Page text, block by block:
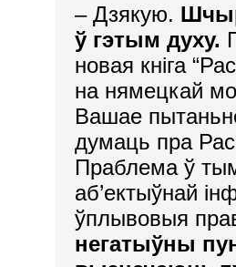
– Дзякую.
ў гэтым духу.
новая кніга
на нямецкай
Вашае
думаць пра
Праблема ў
аб’ектыўнай
ўплывовыя
негатыўны